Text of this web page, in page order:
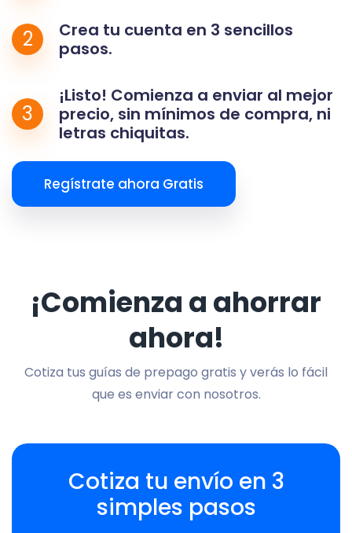
2
Crea tu cuenta en 3 sencillos
pasos.
3
¡Listo! Comienza a enviar al mejor
precio, sin mínimos de compra, ni
letras chiquitas.
Regístrate ahora Gratis
¡Comienza a ahorrar
ahora!
Cotiza tus guías de prepago gratis y verás lo fácil
que es enviar con nosotros.
Cotiza tu envío en 3
simples pasos